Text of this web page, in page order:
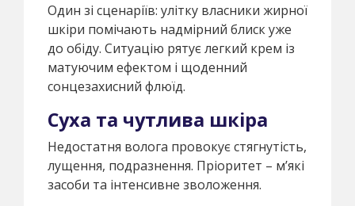
Один зі сценаріїв: улітку власники жирної
шкіри помічають надмірний блиск уже
до обіду. Ситуацію рятує легкий крем із
матуючим ефектом і щоденний
сонцезахисний флюїд.
Суха та чутлива шкіра
Недостатня волога провокує стягнутість,
лущення, подразнення. Пріоритет – м’які
засоби та інтенсивне зволоження.